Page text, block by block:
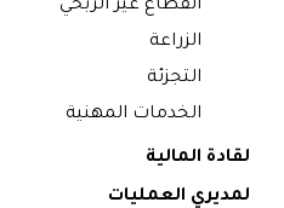
القطاع غير الربحي
الزراعة
التجزئة
الخدمات المهنية
لقادة المالية
لمديري العمليات